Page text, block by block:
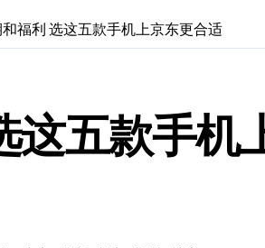
秒变焦点！
福利 选这五款手机上京东更合适
这五款手机